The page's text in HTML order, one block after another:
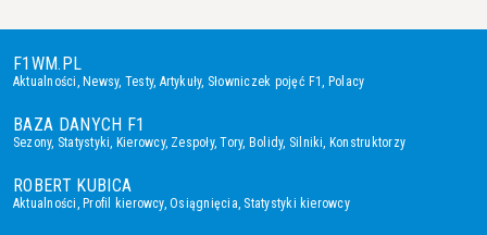
F1WM.PL
Aktualności, Newsy, Testy, Artykuły, Słowniczek pojęć F1, Polacy
BAZA DANYCH F1
Sezony, Statystyki, Kierowcy, Zespoły,Tory, Bolidy, Silniki, Konstruktorzy
ROBERT KUBICA
Aktualności, Profil kierowcy,Osiągnięcia, Statystyki kierowcy